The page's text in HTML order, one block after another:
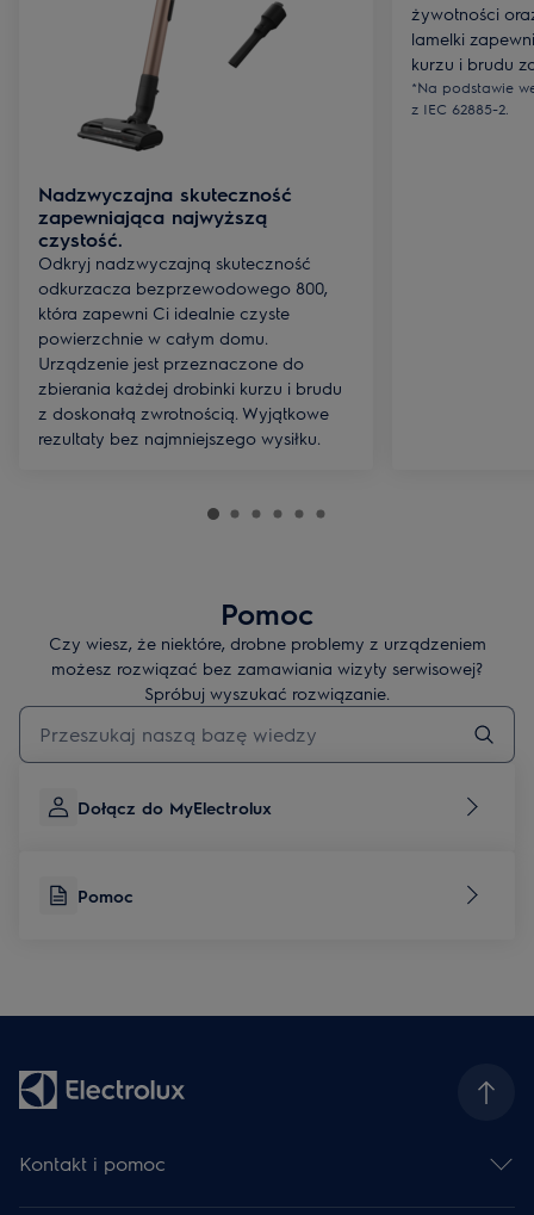
Nadzwyczajna skuteczność
zapewniająca najwyższą
czystość.
Odkryj nadzwyczajną skuteczność
odkurzacza bezprzewodowego 800,
która zapewni Ci idealnie czyste
powierzchnie w całym domu.
Urządzenie jest przeznaczone do
zbierania każdej drobinki kurzu i brudu
z doskonałą zwrotnością. Wyjątkowe
rezultaty bez najmniejszego wysiłku.
żywotności
lamelki
kurzu i brudu
*Na podstawie
z IEC 62885-2.
Pomoc
Czy wiesz, że niektóre, drobne problemy z urządzeniem
możesz rozwiązać bez zamawiania wizyty serwisowej?
Spróbuj wyszukać rozwiązanie.
Wpisz, aby wyszukać artykuł dotyczący pomocy
Dołącz do MyElectrolux
Pomoc
Kontakt i pomoc